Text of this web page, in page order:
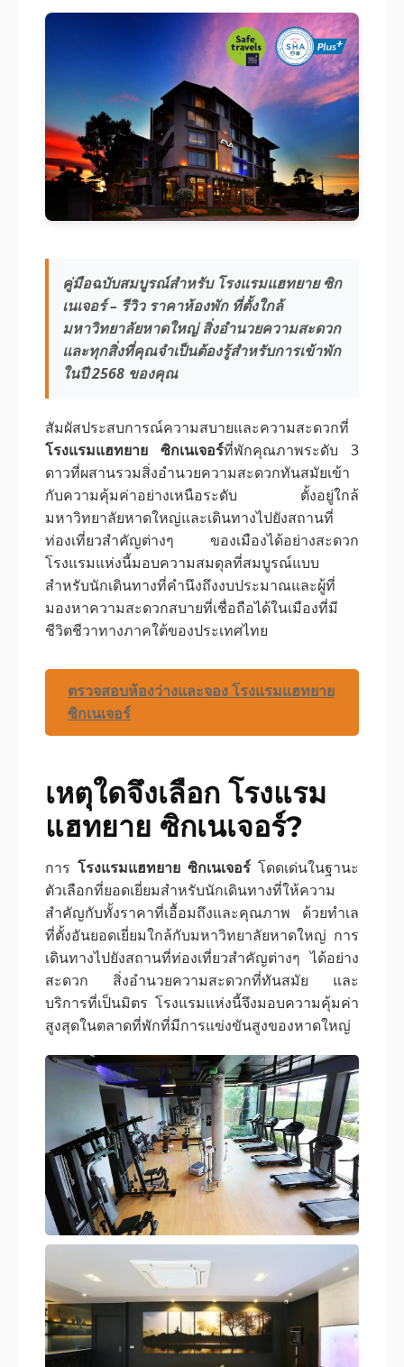
คู่มือฉบับสมบูรณ์สำหรับ โรงแรมแฮทยาย ซิก
เนเจอร์ – รีวิว ราคาห้องพัก ที่ตั้งใกล้
มหาวิทยาลัยหาดใหญ่ สิ่งอำนวยความสะดวก
และทุกสิ่งที่คุณจำเป็นต้องรู้สำหรับการเข้าพัก
ในปี 2568 ของคุณ
สัมผัสประสบการณ์ความสบายและความสะดวกที่
โรงแรมแฮทยาย ซิกเนเจอร์ที่พักคุณภาพระดับ 3
ดาวที่ผสานรวมสิ่งอำนวยความสะดวกทันสมัยเข้า
กับความคุ้มค่าอย่างเหนือระดับ ตั้งอยู่ใกล้
มหาวิทยาลัยหาดใหญ่และเดินทางไปยังสถานที่
ท่องเที่ยวสำคัญต่างๆ ของเมืองได้อย่างสะดวก
โรงแรมแห่งนี้มอบความสมดุลที่สมบูรณ์แบบ
สำหรับนักเดินทางที่คำนึงถึงงบประมาณและผู้ที่
มองหาความสะดวกสบายที่เชื่อถือได้ในเมืองที่มี
ชีวิตชีวาทางภาคใต้ของประเทศไทย
ตรวจสอบห้องว่างและจอง โรงแรมแฮทยาย
ซิกเนเจอร์
เหตุใดจึงเลือก โรงแรม
แฮทยาย ซิกเนเจอร์?
การ โรงแรมแฮทยาย ซิกเนเจอร์ โดดเด่นในฐานะ
ตัวเลือกที่ยอดเยี่ยมสำหรับนักเดินทางที่ให้ความ
สำคัญกับทั้งราคาที่เอื้อมถึงและคุณภาพ ด้วยทำเล
ที่ตั้งอันยอดเยี่ยมใกล้กับมหาวิทยาลัยหาดใหญ่ การ
เดินทางไปยังสถานที่ท่องเที่ยวสำคัญต่างๆ ได้อย่าง
สะดวก สิ่งอำนวยความสะดวกที่ทันสมัย ​​และ
บริการที่เป็นมิตร โรงแรมแห่งนี้จึงมอบความคุ้มค่า
สูงสุดในตลาดที่พักที่มีการแข่งขันสูงของหาดใหญ่